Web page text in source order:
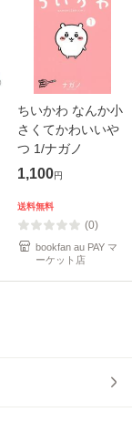
ちいかわ なんか小
さくてかわいいや
つ 1/ナガノ
1,100円
送料無料
(0)
bookfan au PAY マ
ーケット店